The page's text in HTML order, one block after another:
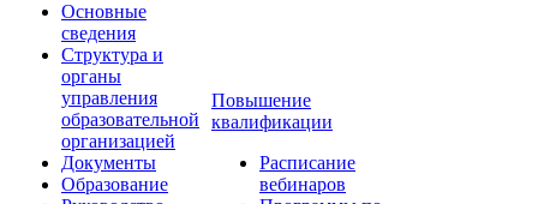
Основные
сведения
Структура и
органы
управления
образовательной
организацией
Документы
Образование
Повышение
квалификации
Расписание
вебинаров